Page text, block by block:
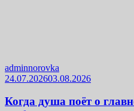
adminnorovka
24.07.202603.08.2026
Когда душа поёт о